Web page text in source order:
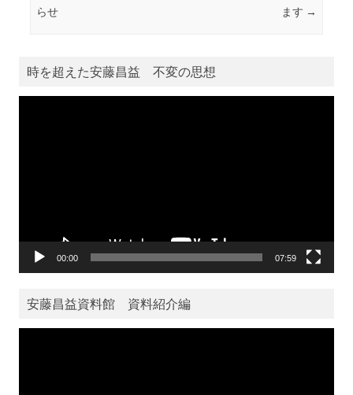
らせ
ます →
時を超えた安藤昌益 不変の思想
00:00 07:59
安藤昌益資料館 資料紹介編